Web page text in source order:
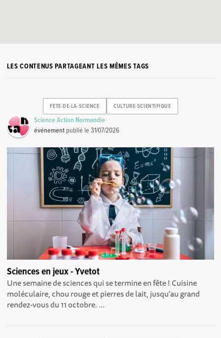
LES CONTENUS PARTAGEANT LES MÊMES TAGS
FETE-DE-LA-SCIENCE CULTURE-SCIENTIFIQUE
Science Action Normandie
événement publié le31/07/2026
Sciences en jeux - Yvetot
Une semaine de sciences qui se termine en fête ! Cuisine
moléculaire, chou rouge et pierres de lait, jusqu'au grand
rendez-vous du 11 octobre. ...